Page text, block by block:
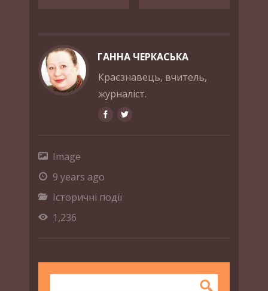
ГАННА ЧЕРКАСЬКА
Краєзнавець, вчитель,
журналіст.
Image
9 years ago
Історичні події
1,236